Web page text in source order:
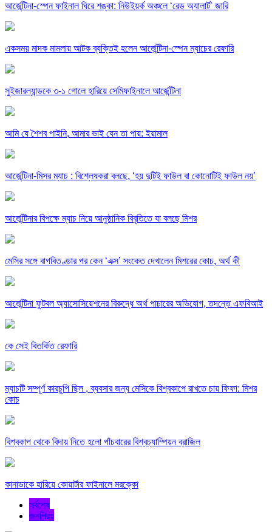
আর্জেন্টিনা-স্পেন ফাইনাল ঘিরে শঙ্কা: নিউইয়র্ক অঞ্চলে ‘রেড অ্যালার্ট’ জারি
একসময় মাদক মামলায় আটক ব্যক্তিই হলেন আর্জেন্টিনা-স্পেন ম্যাচের রেফারি
সুইজারল্যান্ডকে ৩-১ গোলে হারিয়ে সেমিফাইনালে আর্জেন্টিনা
আমি যে শৈশব পাইনি, আমার ভাই যেন তা পায়: ইয়ামাল
আর্জেন্টিনা-মিসর ম্যাচ : বিশ্লেষকরা বলছে, ‘হয় দুটিই ফাউল বা কোনোটিই ফাউল নয়’
আর্জেন্টিনার বিপক্ষে ম্যাচ নিয়ে আনুষ্ঠানিক বিবৃতিতে যা বলছে মিশর
মেসির সঙ্গে বাগবিতণ্ডার পর কেন ‘এক্স’ সংকেত দেখালেন মিশরের কোচ, অর্থ কী
আর্জেন্টিনা ফুটবল অ্যাসোসিয়েশনের বিরুদ্ধে অর্থ পাচারের অভিযোগ, তদন্তে এফবিআই
কে সেই বিতর্কিত রেফারি
ম্যাচটি সম্পূর্ণ কারচুপি ছিল , ব্যবসার জন্য মেসিকে বিশ্বকাপে রাখতে চায় ফিফা: মিশর
কোচ
বিশ্বকাপ থেকে বিদায় নিতে হলো পাঁচবারের বিশ্বচ্যাম্পিয়ন ব্রাজিল
কানাডাকে হারিয়ে কোয়ার্টার ফাইনালে মরক্কো
সর্বশেষ
জনপ্রিয়